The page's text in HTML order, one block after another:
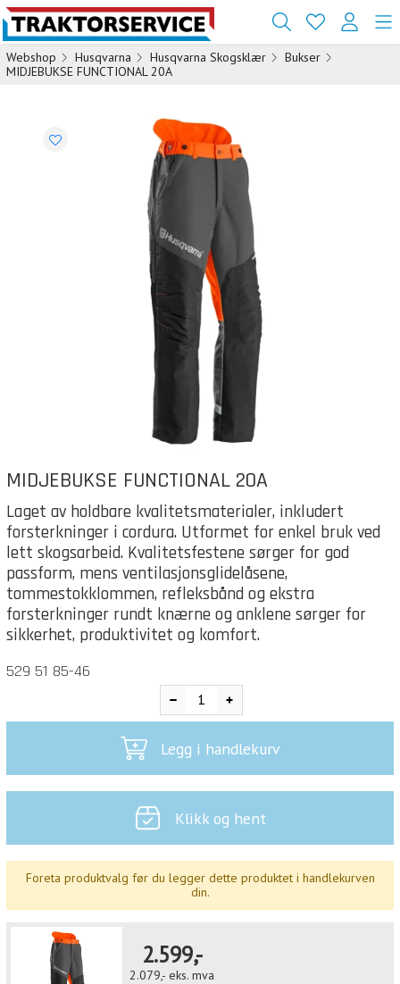
Webshop Husqvarna Husqvarna Skogsklær
Bukser
MIDJEBUKSE FUNCTIONAL 20A
MIDJEBUKSE FUNCTIONAL 20A
Laget av holdbare kvalitetsmaterialer, inkludert
forsterkninger i cordura. Utformet for enkel bruk ved
lett skogsarbeid. Kvalitetsfestene sørger for god
passform, mens ventilasjonsglidelåsene,
tommestokklommen, refleksbånd og ekstra
forsterkninger rundt knærne og anklene sørger for
sikkerhet, produktivitet og komfort.
529 51 85-46
Legg i handlekurv
Klikk og hent
Foreta produktvalg før du legger dette produktet i handlekurven
din.
2.599,-
2.079,- eks. mva